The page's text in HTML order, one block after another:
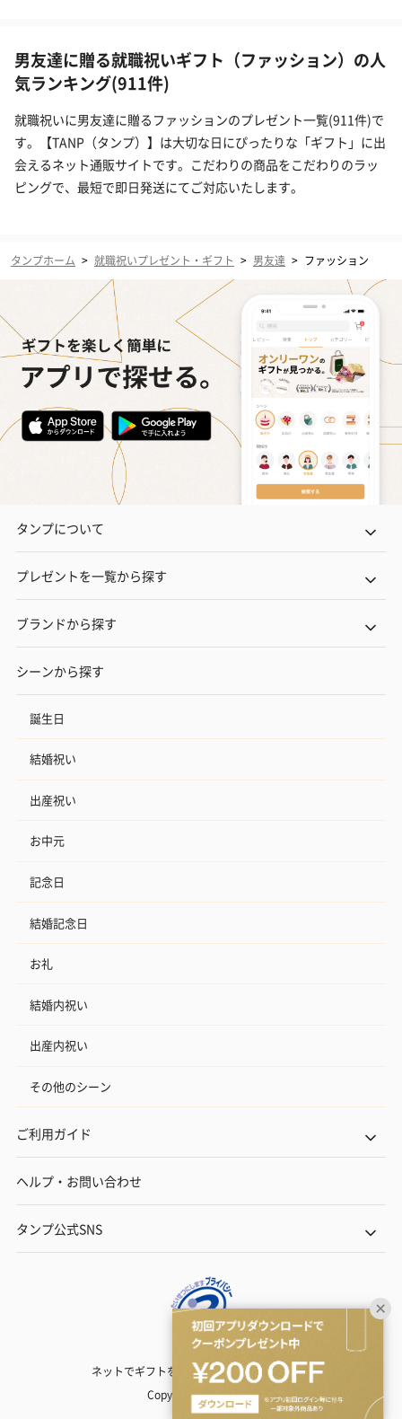
男友達に贈る就職祝いギフト（ファッション）の人
気ランキング(911件)
就職祝いに男友達に贈るファッションのプレゼント一覧(911件)で
す。【TANP（タンプ）】は大切な日にぴったりな「ギフト」に出
会えるネット通販サイトです。こだわりの商品をこだわりのラッ
ピングで、最短で即日発送にてご対応いたします。
タンプホーム > 就職祝いプレゼント・ギフト > 男友達 > ファッション
タンプについて
プレゼントを一覧から探す
ブランドから探す
シーンから探す
誕生日
結婚祝い
出産祝い
お中元
記念日
結婚記念日
お礼
結婚内祝い
出産内祝い
その他のシーン
ご利用ガイド
ヘルプ・お問い合わせ
タンプ公式SNS
ネットでギフトを贈るなら | TANP（タンプ）
Copyright© TANP Inc.